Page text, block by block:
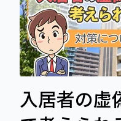
入居者の虚